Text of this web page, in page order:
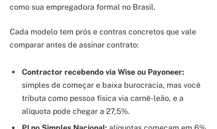
como sua empregadora formal no Brasil.
Cada modelo tem prós e contras concretos que vale
comparar antes de assinar contrato:
Contractor recebendo via Wise ou Payoneer:
simples de começar e baixa burocracia, mas você
tributa como pessoa física via carnê-leão, e a
alíquota pode chegar a 27,5%.